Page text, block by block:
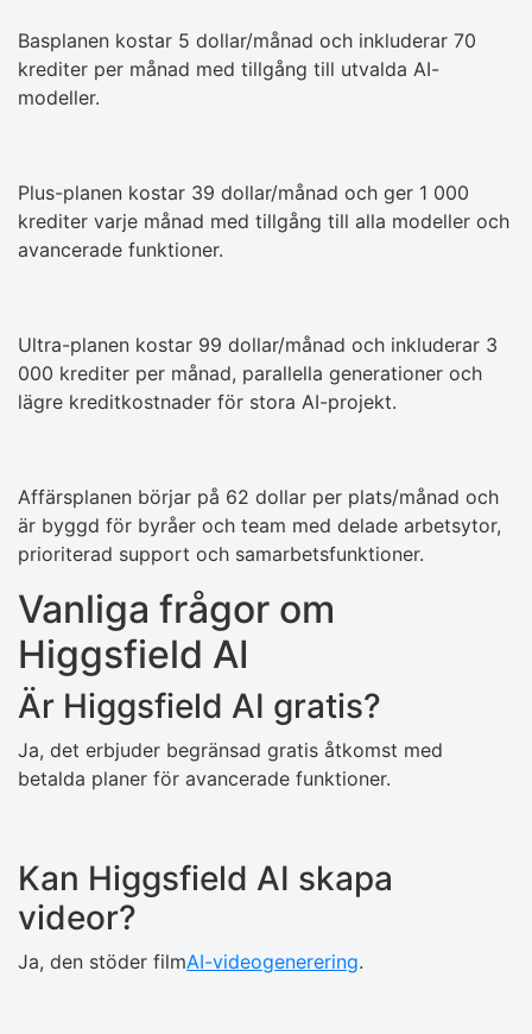
Basplanen kostar 5 dollar/månad och inkluderar 70
krediter per månad med tillgång till utvalda AI-
modeller.
Plus-planen kostar 39 dollar/månad och ger 1 000
krediter varje månad med tillgång till alla modeller och
avancerade funktioner.
Ultra-planen kostar 99 dollar/månad och inkluderar 3
000 krediter per månad, parallella generationer och
lägre kreditkostnader för stora AI-projekt.
Affärsplanen börjar på 62 dollar per plats/månad och
är byggd för byråer och team med delade arbetsytor,
prioriterad support och samarbetsfunktioner.
Vanliga frågor om
Higgsfield AI
Är Higgsfield AI gratis?
Ja, det erbjuder begränsad gratis åtkomst med
betalda planer för avancerade funktioner.
Kan Higgsfield AI skapa
videor?
Ja, den stöder filmAI-videogenerering.